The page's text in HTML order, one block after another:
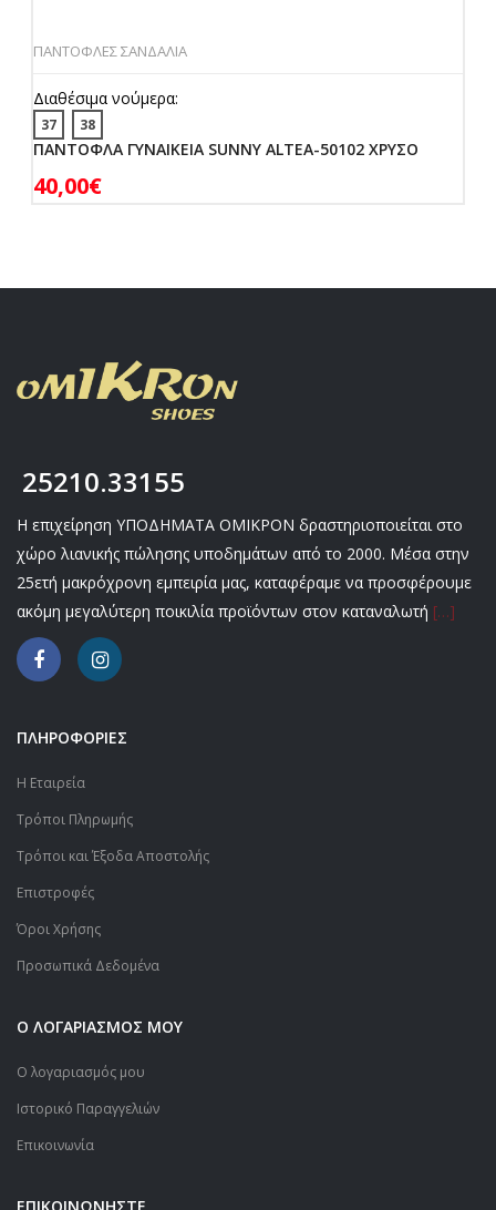
ΠΑΝΤΟΦΛΕΣ ΣΑΝΔΑΛΙΑ
Διαθέσιμα νούμερα:
37 38
ΠΑΝΤΟΦΛΑ ΓΥΝΑΙΚΕΙΑ SUNNY ALTEA-50102 ΧΡΥΣΟ
40,00€
25210.33155
Η επιχείρηση ΥΠΟΔΗΜΑΤΑ ΟΜΙΚΡΟΝ δραστηριοποιείται στο
χώρο λιανικής πώλησης υποδημάτων από το 2000. Μέσα στην
25ετή μακρόχρονη εμπειρία μας, καταφέραμε να προσφέρουμε
ακόμη μεγαλύτερη ποικιλία προϊόντων στον καταναλωτή […]
ΠΛΗΡΟΦΟΡΙΕΣ
Η Εταιρεία
Τρόποι Πληρωμής
Τρόποι και Έξοδα Αποστολής
Επιστροφές
Όροι Χρήσης
Προσωπικά Δεδομένα
Ο ΛΟΓΑΡΙΑΣΜΟΣ ΜΟΥ
Ο λογαριασμός μου
Ιστορικό Παραγγελιών
Επικοινωνία